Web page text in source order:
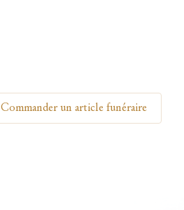
Commander un article funéraire